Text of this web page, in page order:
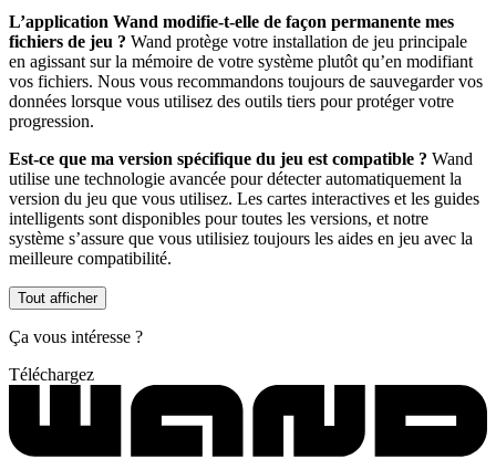
L’application Wand modifie-t-elle de façon permanente mes
fichiers de jeu ? Wand protège votre installation de jeu principale
en agissant sur la mémoire de votre système plutôt qu’en modifiant
vos fichiers. Nous vous recommandons toujours de sauvegarder vos
données lorsque vous utilisez des outils tiers pour protéger votre
progression.
Est-ce que ma version spécifique du jeu est compatible ? Wand
utilise une technologie avancée pour détecter automatiquement la
version du jeu que vous utilisez. Les cartes interactives et les guides
intelligents sont disponibles pour toutes les versions, et notre
système s’assure que vous utilisiez toujours les aides en jeu avec la
meilleure compatibilité.
Tout afficher
Ça vous intéresse ?
Téléchargez